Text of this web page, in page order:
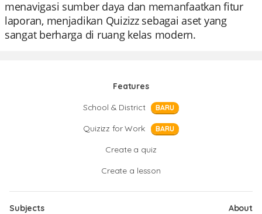
menavigasi sumber daya dan memanfaatkan fitur
laporan, menjadikan Quizizz sebagai aset yang
sangat berharga di ruang kelas modern.
Features
School & District
BARU
Quizizz for Work BARU
Create a quiz
Create a lesson
Subjects
About